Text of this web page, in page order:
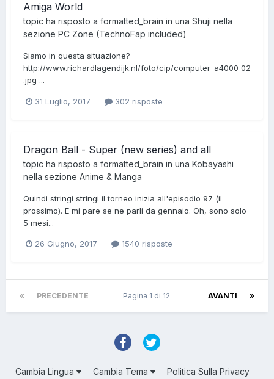
Amiga World
topic ha risposto a formatted_brain in una Shuji nella
sezione PC Zone (TechnoFap included)
Siamo in questa situazione?
http://www.richardlagendijk.nl/foto/cip/computer_a4000_02
.jpg ...
31 Luglio, 2017 302 risposte
Dragon Ball - Super (new series) and all
topic ha risposto a formatted_brain in una Kobayashi
nella sezione Anime & Manga
Quindi stringi stringi il torneo inizia all'episodio 97 (il
prossimo). E mi pare se ne parli da gennaio. Oh, sono solo
5 mesi...
26 Giugno, 2017 1540 risposte
PRECEDENTE AVANTI
Pagina 1 di 12
Cambia Lingua Cambia Tema
Politica Sulla Privacy